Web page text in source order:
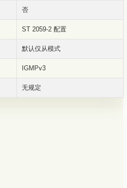
否
ST 2059-2 配置
默认仅从模式
IGMPv3
无规定